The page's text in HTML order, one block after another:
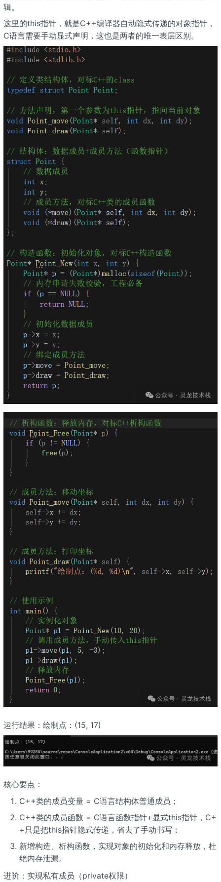
辑。
这里的this指针，就是C++编译器自动隐式传递的对象指针，
C语言需要手动显式声明，这也是两者的唯一表层区别。
运行结果：绘制点：(15, 17)
核心要点：
C++类的成员变量 = C语言结构体普通成员；
C++类的成员函数 = C语言函数指针+显式this指针，C+
+只是把this指针隐式传递，省去了手动书写；
新增构造、析构函数，实现对象的初始化和内存释放，杜
绝内存泄漏。
进阶：实现私有成员（private权限）